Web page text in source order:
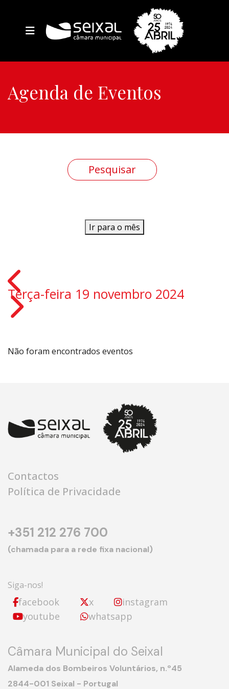
Agenda de Eventos
Ir para o mês
Terça-feira 19 novembro 2024
Não foram encontrados eventos
Contactos
Política de Privacidade
+351 212 276 700
(chamada para a rede fixa nacional)
Siga-nos!
facebook x
instagram
youtube
whatsapp
Câmara Municipal do Seixal
Alameda dos Bombeiros Voluntários, n.º45
2844-001 Seixal - Portugal